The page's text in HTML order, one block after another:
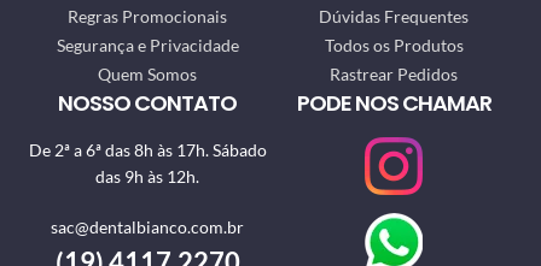
Regras Promocionais
Segurança e Privacidade
Quem Somos
Dúvidas Frequentes
Todos os Produtos
Rastrear Pedidos
NOSSO CONTATO
De 2ª a 6ª das 8h às 17h. Sábado
das 9h às 12h.
sac@dentalbianco.com.br
PODE NOS CHAMAR